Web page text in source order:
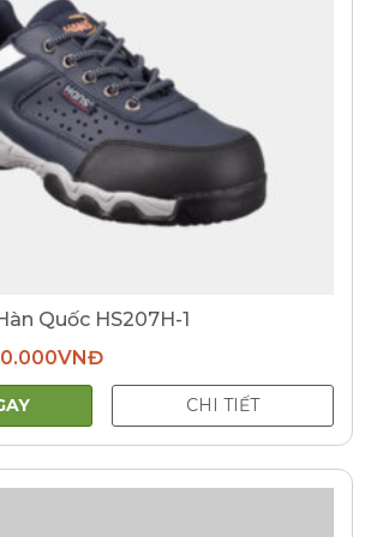
Quốc HS207H-1
VNĐGiá
tại
730.000VNĐ.CHI TIẾT